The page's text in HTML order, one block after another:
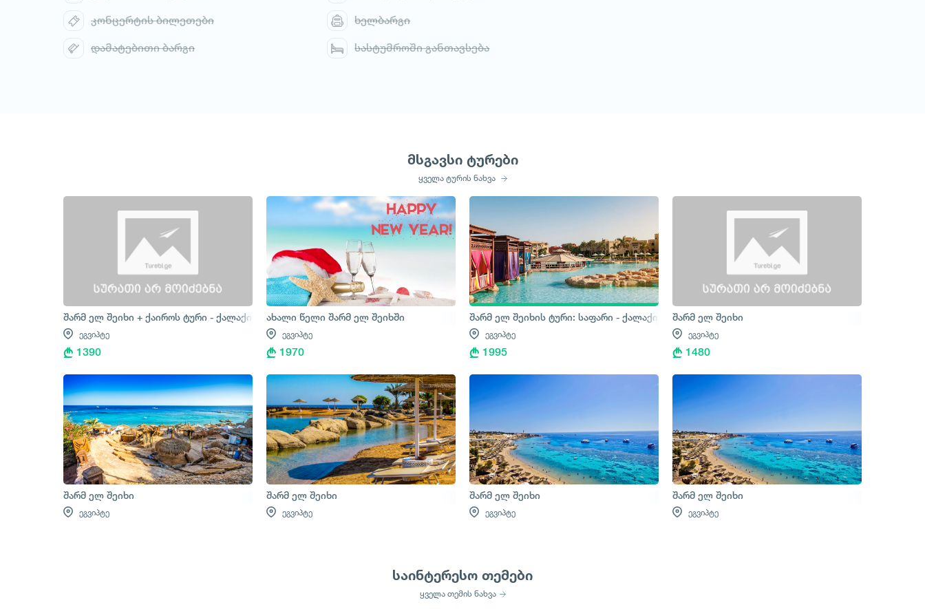
კონცერტის ბილეთები ხელბარგი
დამატებითი ბარგი სასტუმროში განთავსება
მსგავსი ტურები
ყველა ტურის ნახვა
შარმ ელ შეიხი + ქაიროს ტური - ქალაქის ტური + საფარის ტური
ეგვიპტე
1390
ახალი წელი შარმ ელ შეიხში
ეგვიპტე
1970
შარმ ელ შეიხის ტური: საფარი - ქალაქის ტური
ეგვიპტე
1995
შარმ ელ შეიხი
ეგვიპტე
1480
შარმ ელ შეიხი
ეგვიპტე
შარმ ელ შეიხი
ეგვიპტე
შარმ ელ შეიხი
ეგვიპტე
შარმ ელ შეიხი
ეგვიპტე
საინტერესო თემები
ყველა თემის ნახვა